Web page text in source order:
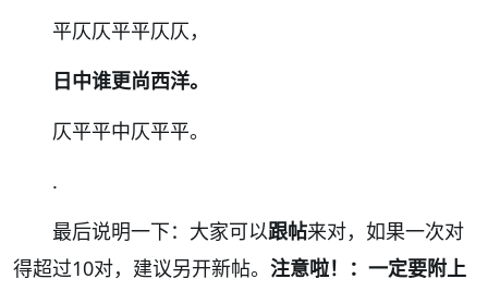
平仄仄平平仄仄，
日中谁更尚西洋。
仄平平中仄平平。
.
最后说明一下：大家可以跟帖来对，如果一次对
得超过10对，建议另开新帖。 注意啦！：一定要附上